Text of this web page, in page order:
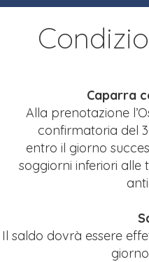
Caparra
Alla prenotazione
confirmatoria del
entro il giorno
soggiorni inferiori alle
Il saldo dovrà essere